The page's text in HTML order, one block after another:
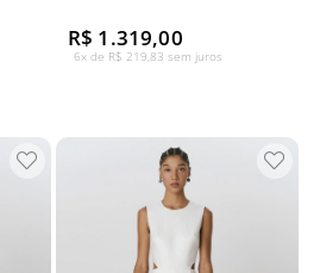
R$ 1.319,00
6x de R$ 219,83 sem juros